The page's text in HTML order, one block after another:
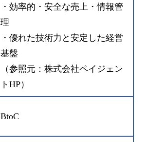
・効率的・安全な売上・情報管
理
・優れた技術力と安定した経営
基盤
（参照元：株式会社ペイジェン
トHP）
BtoC